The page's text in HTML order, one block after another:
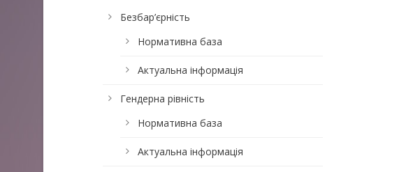
Безбар’єрність
Нормативна база
Актуальна інформація
Гендерна рівність
Нормативна база
Актуальна інформація